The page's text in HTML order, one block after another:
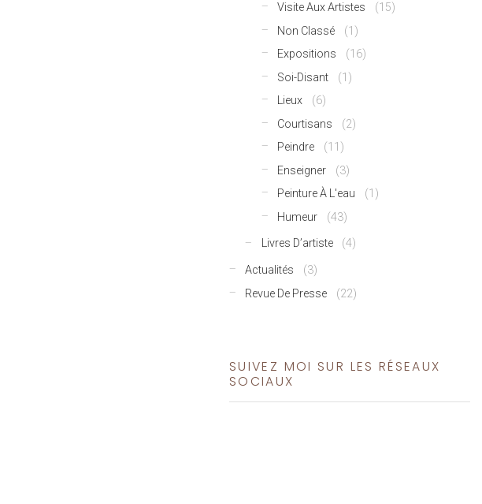
Visite Aux Artistes
(15)
Non Classé
(1)
Expositions
(16)
Soi-Disant
(1)
Lieux
(6)
Courtisans
(2)
Peindre
(11)
Enseigner
(3)
Peinture À L'eau
(1)
Humeur
(43)
Livres D’artiste
(4)
Actualités
(3)
Revue De Presse
(22)
SUIVEZ MOI SUR LES RÉSEAUX
SOCIAUX